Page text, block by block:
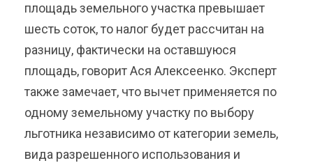
площадь земельного участка превышает
шесть соток, то налог будет рассчитан на
разницу, фактически на оставшуюся
площадь, говорит Ася Алексеенко. Эксперт
также замечает, что вычет применяется по
одному земельному участку по выбору
льготника независимо от категории земель,
вида разрешенного использования и